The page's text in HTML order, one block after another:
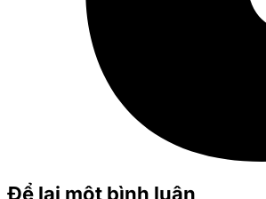
Để lại một bình luận